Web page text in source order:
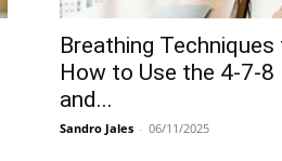
Breathing
How to Use the 4-7-8
and...
Sandro Jales - 06/11/2025